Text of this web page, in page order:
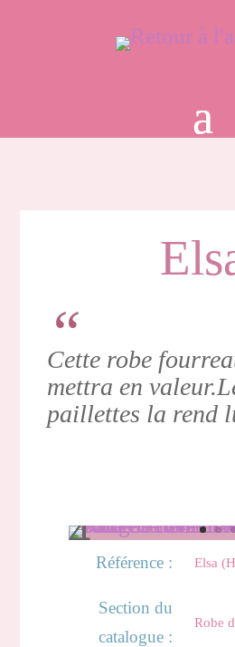
Cette robe
mettra en
paillettes la rend
Référence : Elsa
Section du
catalogue :
Robe